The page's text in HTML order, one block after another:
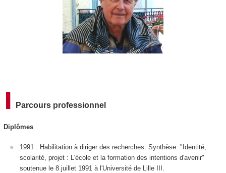
Parcours professionnel
Diplômes
1991 : Habilitation à diriger des recherches. Synthèse: "Identité,
scolarité, projet : L'école et la formation des intentions d'avenir"
soutenue le 8 juillet 1991 à l'Université de Lille III.